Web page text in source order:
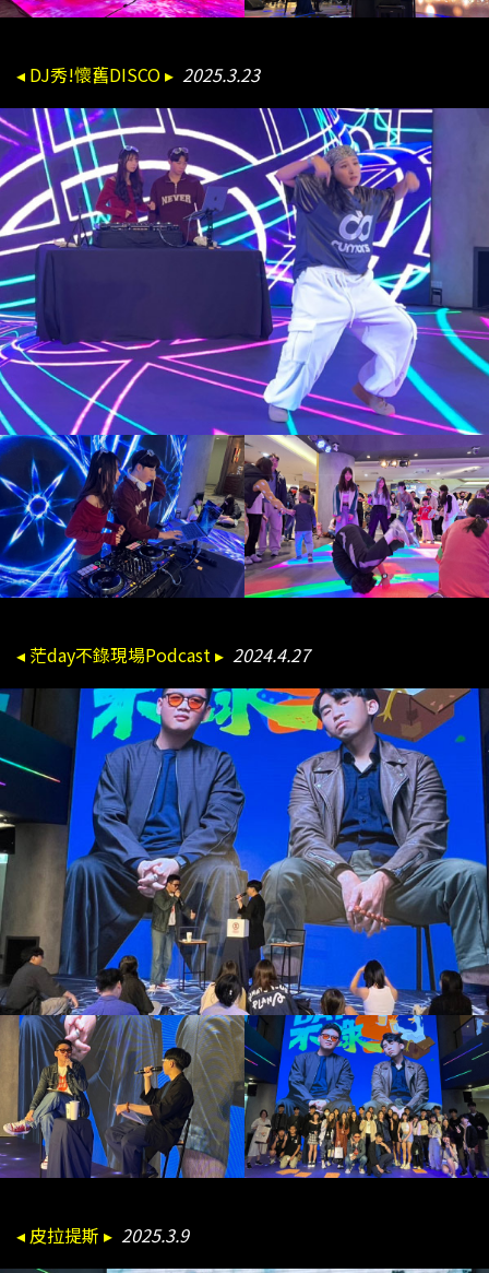
◂ DJ秀!懷舊DISCO ▸ 2025.3.23
◂ 茫day不錄現場Podcast ▸ 2024.4.27
◂ 皮拉提斯 ▸ 2025.3.9